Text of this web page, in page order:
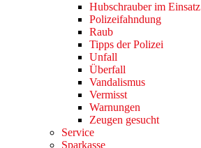
Hubschrauber im Einsatz
Polizeifahndung
Raub
Tipps der Polizei
Unfall
Überfall
Vandalismus
Vermisst
Warnungen
Zeugen gesucht
Service
Sparkasse